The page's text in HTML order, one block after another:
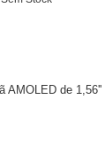
AMOLED de